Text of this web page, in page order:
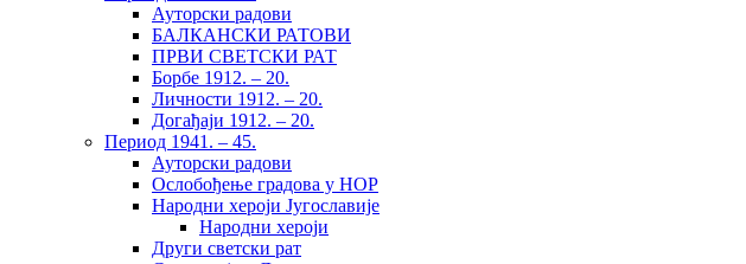
Ауторски радови
БАЛКАНСКИ РАТОВИ
ПРВИ СВЕТСКИ РАТ
Борбе 1912. – 20.
Личности 1912. – 20.
Догађаји 1912. – 20.
Период 1941. – 45.
Ауторски радови
Ослобођење градова у НОР
Народни хероји Југославије
Народни хероји
Други светски рат